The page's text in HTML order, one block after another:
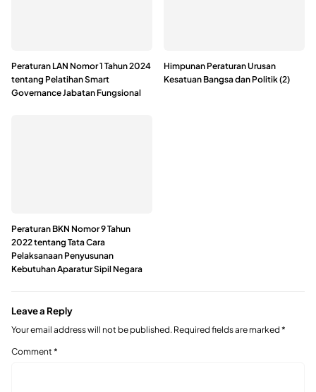
Peraturan LAN Nomor 1 Tahun 2024
tentang Pelatihan Smart
Governance Jabatan Fungsional
Himpunan Peraturan Urusan
Kesatuan Bangsa dan Politik (2)
Peraturan BKN Nomor 9 Tahun
2022 tentang Tata Cara
Pelaksanaan Penyusunan
Kebutuhan Aparatur Sipil Negara
Leave a Reply
Your email address will not be published. Required fields are marked *
Comment *